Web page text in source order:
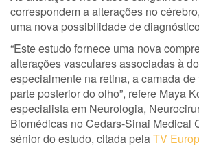
correspondem a alterações no
uma nova possibilidade de
“Este estudo fornece uma nova
alterações vasculares associadas à
especialmente na retina, a camada
parte posterior do olho”, refere Maya
especialista em Neurologia,
Biomédicas no Cedars-Sinai Medical
sénior do estudo, citada pelaTV